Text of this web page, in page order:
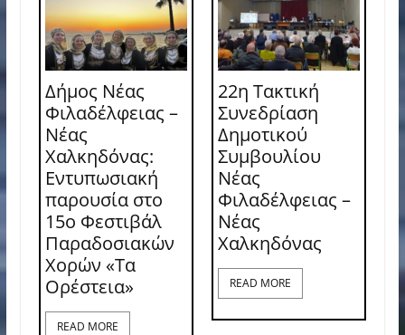
Δήμος Νέας
Φιλαδέλφειας –
Νέας
Χαλκηδόνας:
Εντυπωσιακή
παρουσία στο
15ο Φεστιβάλ
Παραδοσιακών
Χορών «Τα
Ορέστεια»
READ MORE
22η Τακτική
Συνεδρίαση
Δημοτικού
Συμβουλίου
Νέας
Φιλαδέλφειας –
Νέας
Χαλκηδόνας
READ MORE